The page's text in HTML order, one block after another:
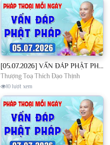
[05.07.2026] VẤN ĐÁP PHẬT PHÁP - Nghe Thầy giảng Pháp mỗi ngày CÔNG ĐỨC VÔ LƯỢNG│TT. Thích Đạo Thịnh
Thượng Toạ Thích Đạo Thịnh
10 lượt xem